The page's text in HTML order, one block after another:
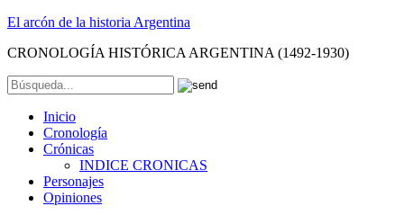
El arcón de la historia Argentina
CRONOLOGÍA HISTÓRICA ARGENTINA (1492-1930)
Inicio
Cronología
Crónicas
INDICE CRONICAS
Personajes
Opiniones